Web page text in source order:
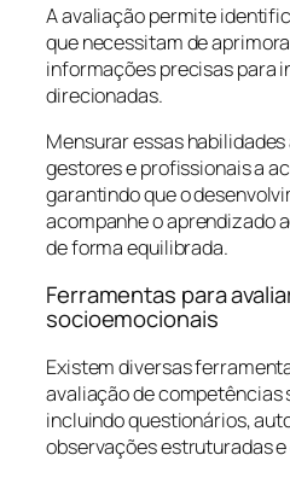
A avaliação permite
que necessitam de
informações precisas para
direcionadas.
Mensurar essas
gestores e profissionais a
garantindo que o
acompanhe o aprendizado
de forma equilibrada.
Ferramentas para
socioemocionais
Existem diversas
avaliação de competências
incluindo questionários,
observações estruturadas